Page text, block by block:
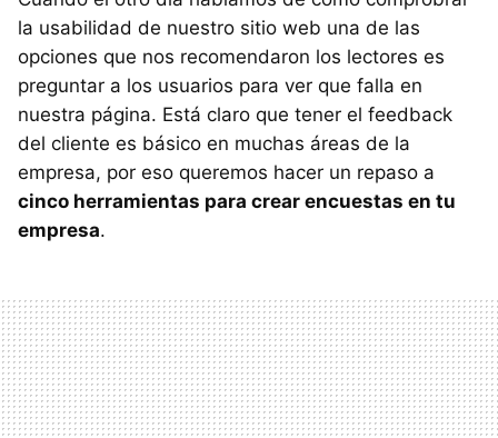
la usabilidad de nuestro sitio web una de las
opciones que nos recomendaron los lectores es
preguntar a los usuarios para ver que falla en
nuestra página. Está claro que tener el feedback
del cliente es básico en muchas áreas de la
empresa, por eso queremos hacer un repaso a
cinco herramientas para crear encuestas en tu
empresa.